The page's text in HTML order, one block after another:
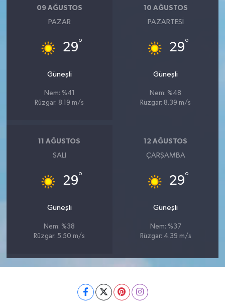
09 AĞUSTOS
PAZAR
29°
Güneşli
Nem: %41
Rüzgar: 8.19 m/s
10 AĞUSTOS
PAZARTESI
29°
Güneşli
Nem: %48
Rüzgar: 8.39 m/s
11 AĞUSTOS
SALI
29°
Güneşli
Nem: %38
Rüzgar: 5.50 m/s
12 AĞUSTOS
ÇARŞAMBA
29°
Güneşli
Nem: %37
Rüzgar: 4.39 m/s